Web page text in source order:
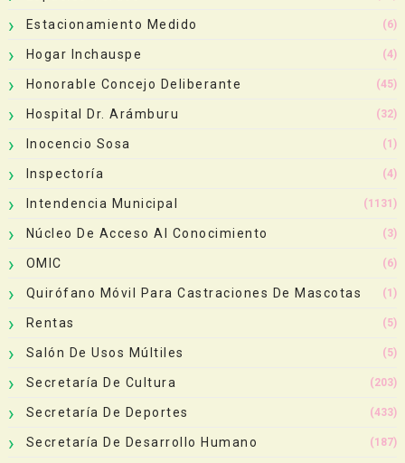
Estacionamiento Medido (6)
Hogar Inchauspe (4)
Honorable Concejo Deliberante (45)
Hospital Dr. Arámburu (32)
Inocencio Sosa (1)
Inspectoría (4)
Intendencia Municipal (1131)
Núcleo De Acceso Al Conocimiento (3)
OMIC (6)
Quirófano Móvil Para Castraciones De Mascotas (1)
Rentas (5)
Salón De Usos Múltiles (5)
Secretaría De Cultura (203)
Secretaría De Deportes (433)
Secretaría De Desarrollo Humano (187)